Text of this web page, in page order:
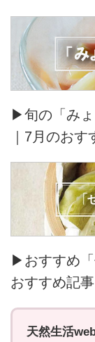
▶旬の「み
｜7月のおす
▶おすすめ
おすすめ記事